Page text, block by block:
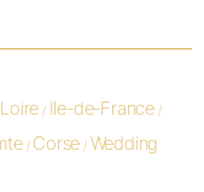
/ Ile-de-France /
/ Corse / Wedding